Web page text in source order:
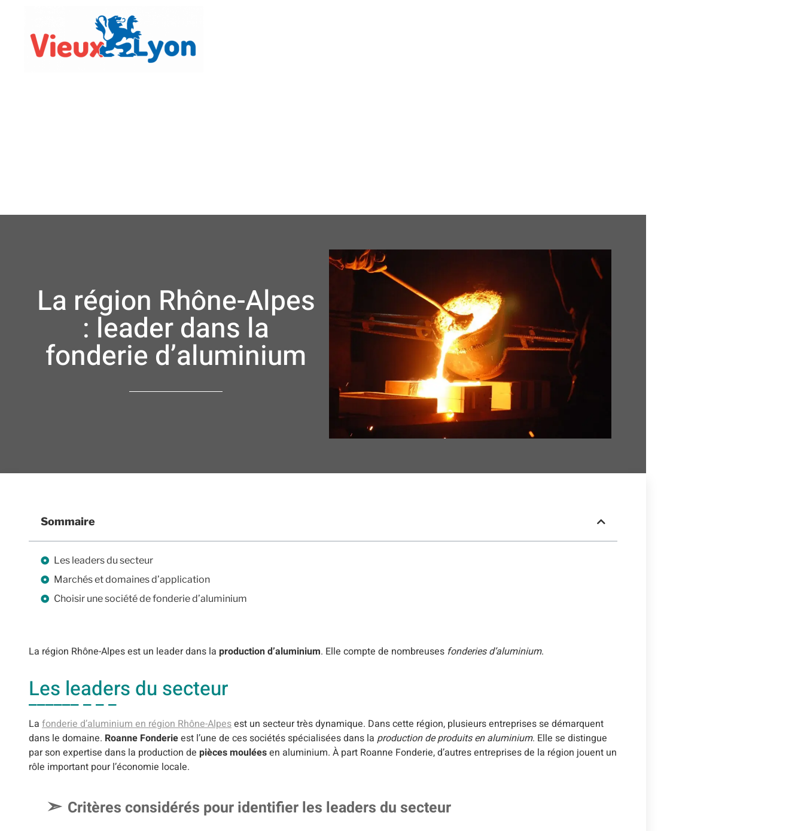
La région Rhône-Alpes
: leader dans la
fonderie d’aluminium
Sommaire
Les leaders du secteur
Marchés et domaines d’application
Choisir une société de fonderie d’aluminium
La région Rhône-Alpes est un leader dans la production d’aluminium. Elle compte de nombreuses fonderies d’aluminium.
Les leaders du secteur
La fonderie d’aluminium en région Rhône-Alpesest un secteur très dynamique. Dans cette région, plusieurs entreprises se démarquent
dans le domaine. Roanne Fonderieest l’une de ces sociétés spécialisées dans la production de produits en aluminium. Elle se distingue
par son expertise dans la production de pièces mouléesen aluminium. À part Roanne Fonderie, d’autres entreprises de la région jouent un
rôle important pour l’économie locale.
Critères considérés pour identifier les leaders du secteur